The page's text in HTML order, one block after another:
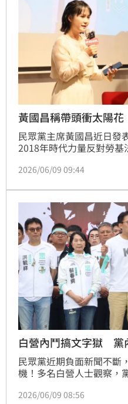
黃國昌稱帶頭衝太陽
民眾黨主席黃國昌近日發
2018年時代力量反對勞
入立法院的人，相關說法
示：「歷史最大的敵人不
的想像力。真正參與過的
只能坐在一旁，看著別
版本。」
2026/06/09 09:44
白營內鬥搞文字獄 黨
民眾黨近期負面新聞不斷
機！多名白營人士觀察，
翼、甚至被逼退黨，尤其
2026/06/09 08:56